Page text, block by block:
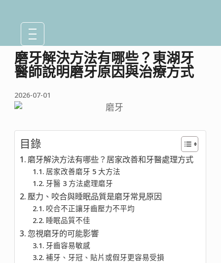
磨牙解決方法有哪些？東湖牙
醫師說明磨牙原因與治療方式
2026-07-01
目錄
磨牙解決方法有哪些？居家改善和牙醫處理方式
居家改善磨牙 5 大方法
牙醫 3 方法處理磨牙
壓力、咬合與睡眠品質是磨牙常見原因
咬合不正讓牙齒壓力不平均
睡眠品質不佳
忽視磨牙的可能影響
牙齒容易敏感
補牙、牙冠、貼片或假牙更容易受損